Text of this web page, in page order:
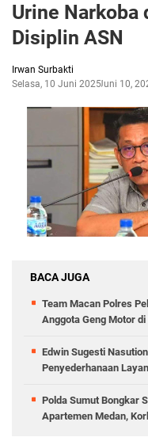
Urine Narkoba
Disiplin ASN
Irwan Surbakti
Selasa, 10 Juni 2025Juni 10,
BACA JUGA
Team Macan Polres
Anggota Geng Motor
Edwin Sugesti
Penyederhanaan
Polda Sumut Bongkar
Apartemen Medan,